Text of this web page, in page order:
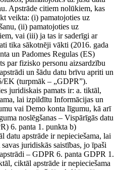
Apstrāde citiem nolūkiem, kas
veikta: (i) pamatojoties uz
(ii) pamatojoties uz
vai (iii) ja tas ir saderīgi ar
tika sākotnēji vākti (2016. gada
un Padomes Regulas (ES)
par fizisko personu aizsardzību
un šādu datu brīvu apriti un
EK (turpmāk – „GDPR”).
juridiskais pamats ir: a. tiktāl,
lai izpildītu Informācijas un
vai Demo konta līgumu, kā arī
noslēgšanas – Vispārīgās datu
6. panta 1. punkta b)
datu apstrāde ir nepieciešama, lai
juridiskās saistības, jo īpaši
– GDPR 6. panta GDPR 1.
ciktāl apstrāde ir nepieciešama